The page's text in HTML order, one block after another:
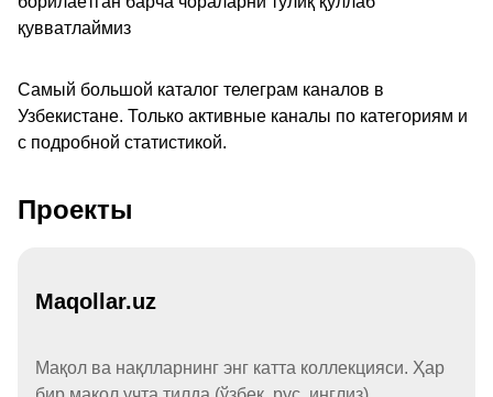
қувватлаймиз
Самый большой каталог телеграм каналов в
Узбекистане. Только активные каналы по категориям и
с подробной статистикой.
Проекты
Maqollar.uz
Мақол ва нақлларнинг энг катта коллекцияси. Ҳар